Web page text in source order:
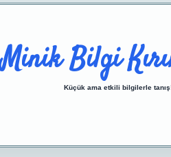
Minik Bilgi
Küçük ama etkili bilgilerle